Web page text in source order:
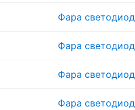
Фара
Фара
Фара
Фара